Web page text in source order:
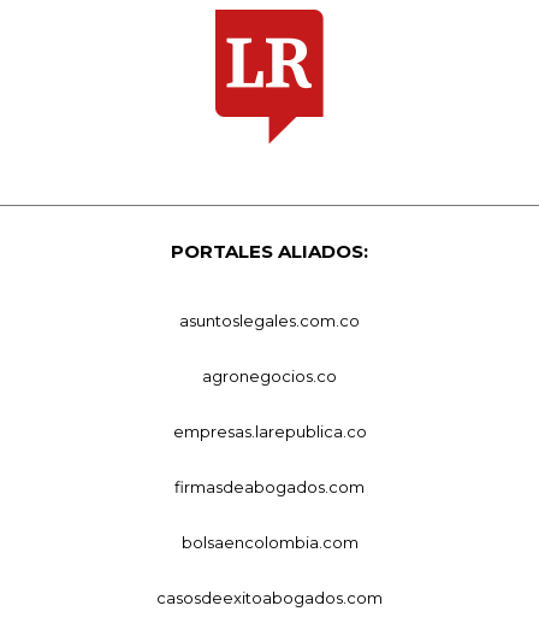
PORTALES ALIADOS:
asuntoslegales.com.co
agronegocios.co
empresas.larepublica.co
firmasdeabogados.com
bolsaencolombia.com
casosdeexitoabogados.com